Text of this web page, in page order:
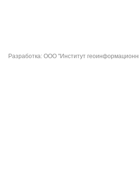
Разработка: ООО "Институт